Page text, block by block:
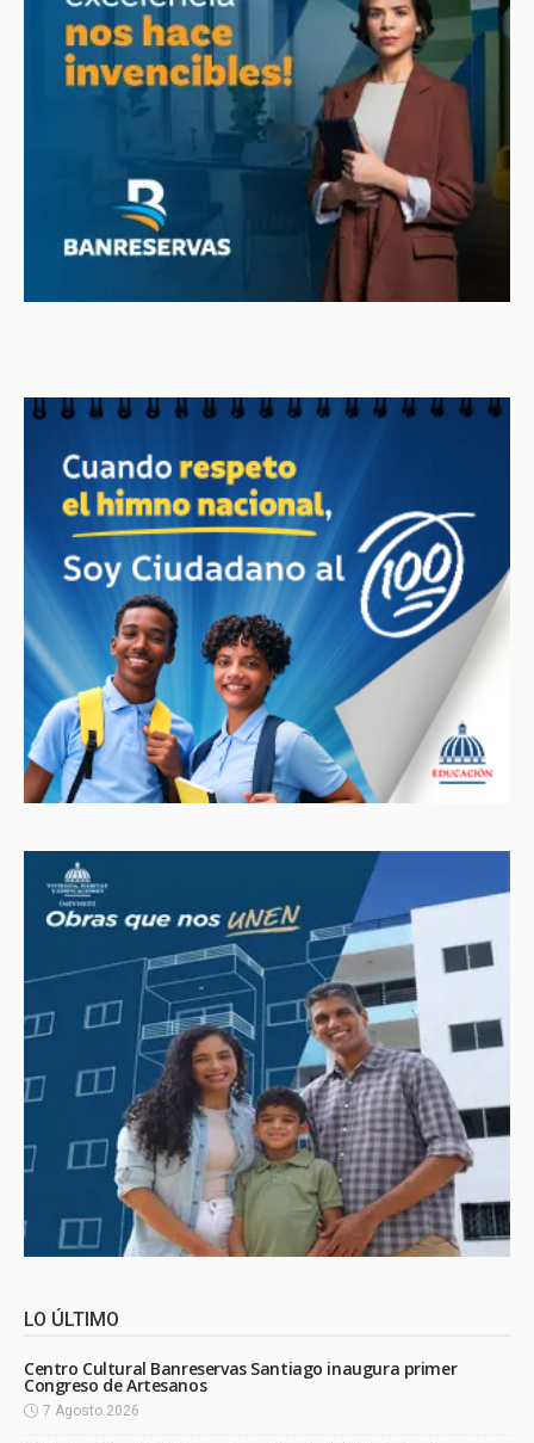
LO ÚLTIMO
Centro Cultural Banreservas Santiago inaugura primer
Congreso de Artesanos
7 Agosto 2026